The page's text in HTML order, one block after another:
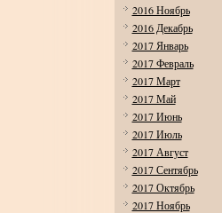
2016 Ноябрь
2016 Декабрь
2017 Январь
2017 Февраль
2017 Март
2017 Май
2017 Июнь
2017 Июль
2017 Август
2017 Сентябрь
2017 Октябрь
2017 Ноябрь